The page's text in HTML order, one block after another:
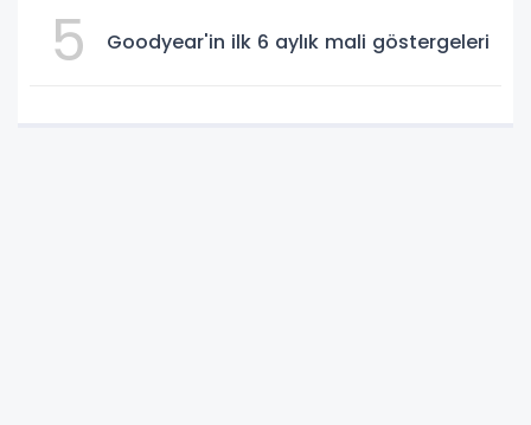
5 Goodyear'in ilk 6 aylık mali göstergeleri